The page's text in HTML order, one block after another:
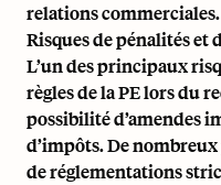
relations commerciales.
Risques de pénalités et
L’un des principaux
règles de la PE lors du
possibilité d’amendes
d’impôts. De
de réglementations